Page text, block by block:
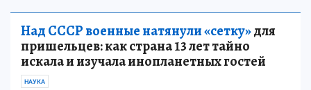
Над СССР военные натянули «сетку»для
пришельцев: как страна 13 лет тайно
искала и изучала инопланетных гостей
НАУКА